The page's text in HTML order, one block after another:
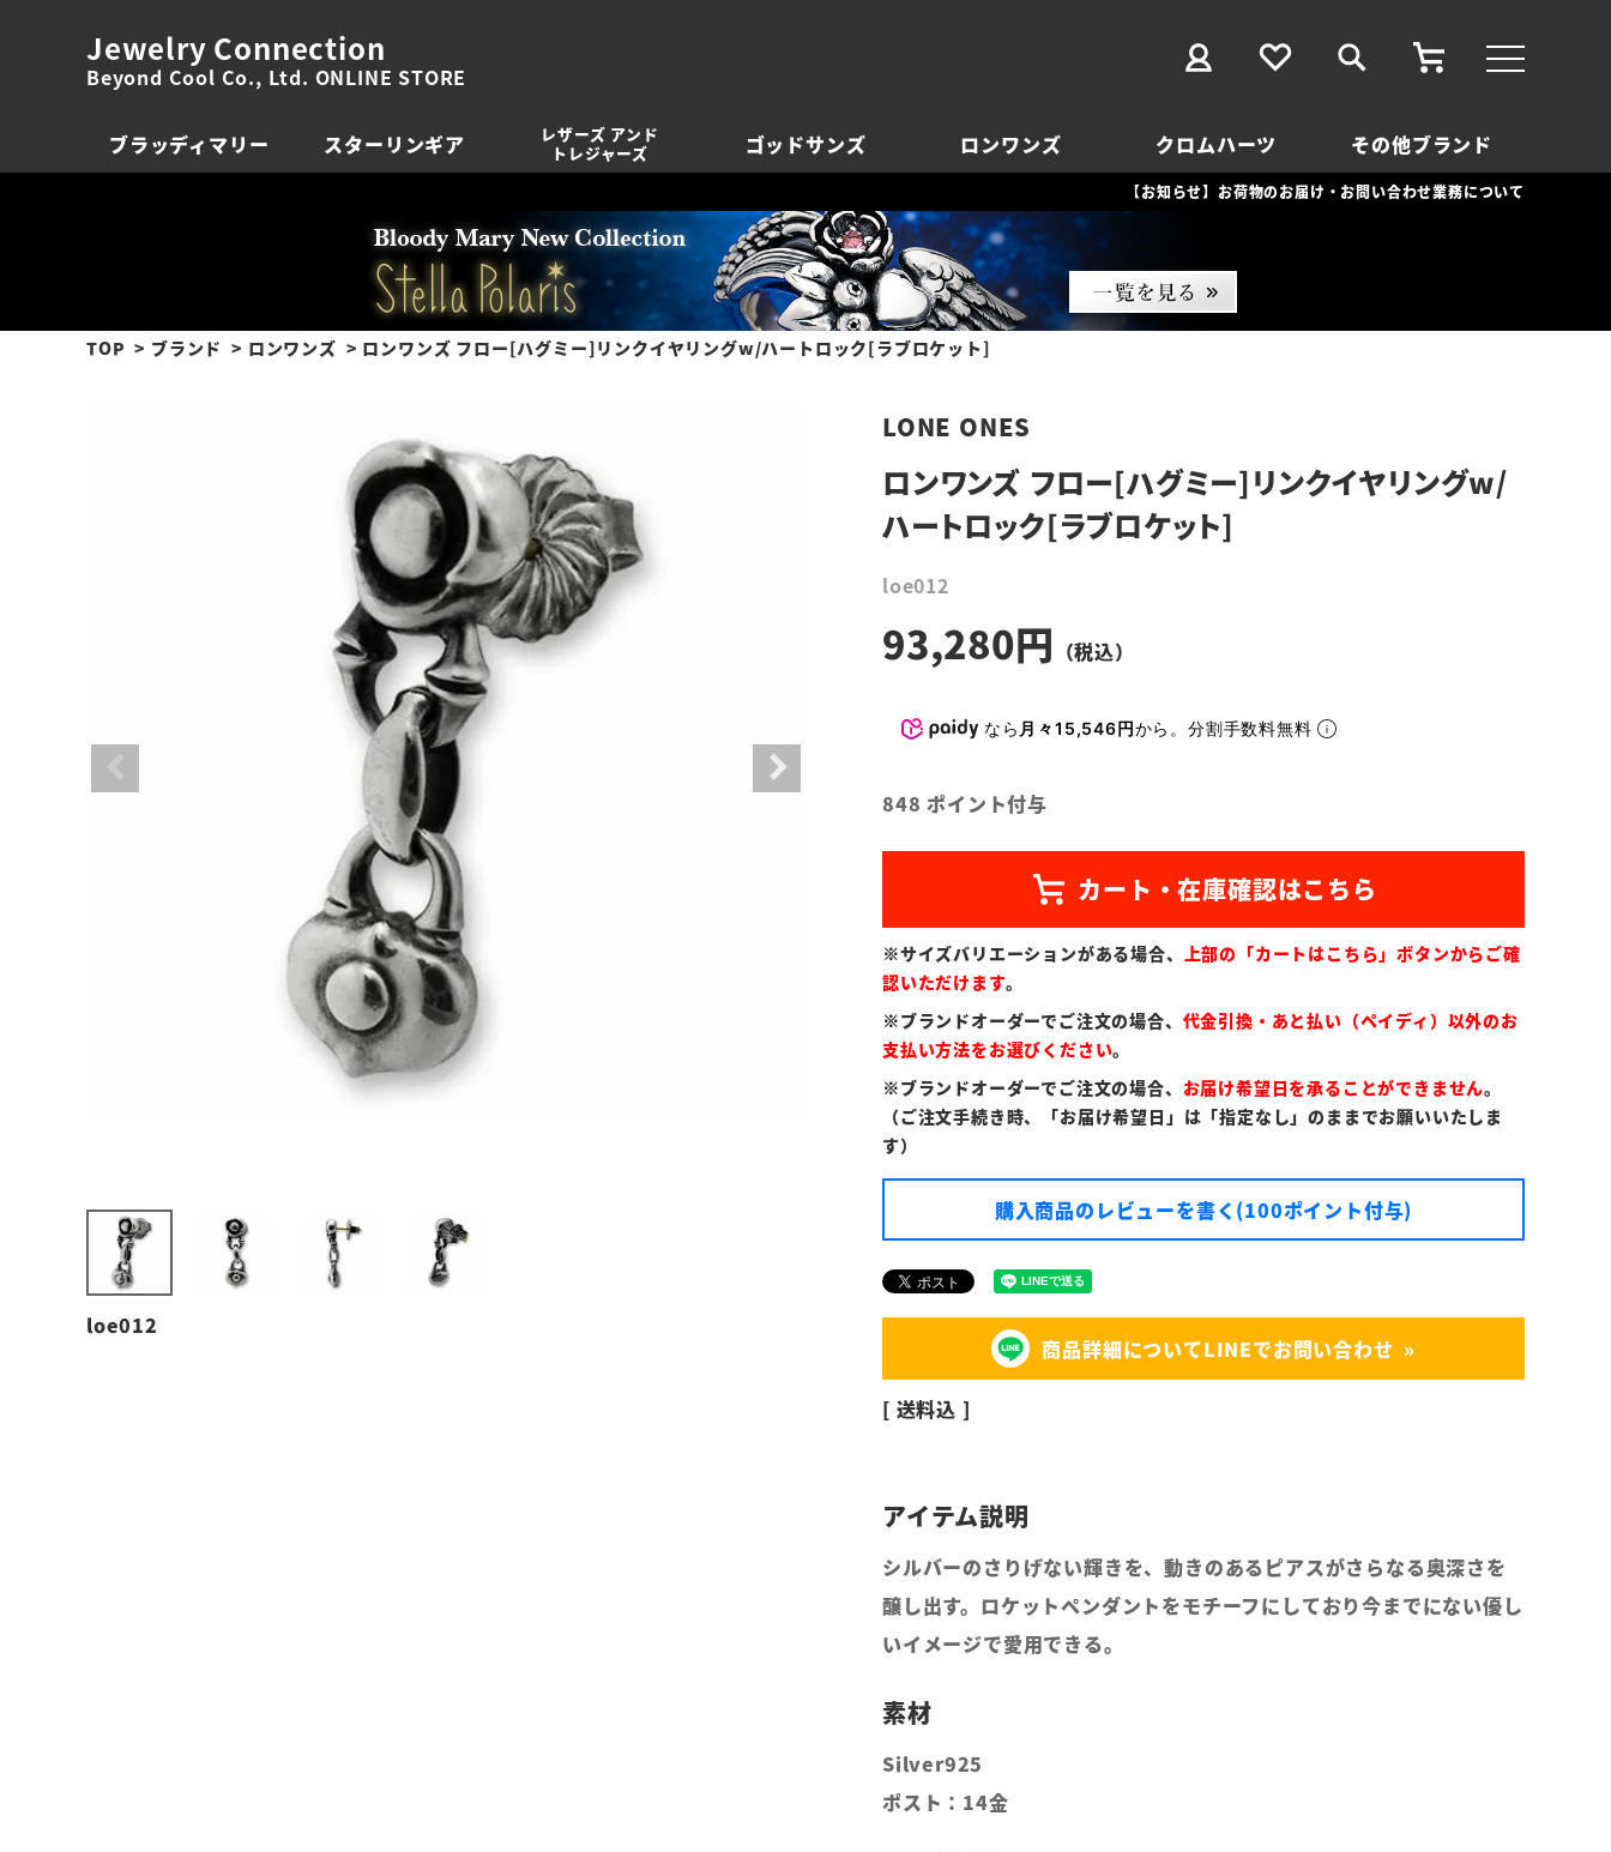
Jewelry Connection
Beyond Cool Co., Ltd. ONLINE STORE
ブラッディマリー スターリンギア
レザーズ アンド
トレジャーズ
ゴッドサンズ ロンワンズ クロムハーツ その他ブランド
【お知らせ】お荷物のお届け・お問い合わせ業務について
TOP ブランド ロンワンズ ロンワンズ フロー[ハグミー]リンクイヤリングw/ハートロック[ラブロケット]
loe012
LONE ONES
ロンワンズ フロー[ハグミー]リンクイヤリングw/
ハートロック[ラブロケット]
loe012
93,280
なら 月々15,546円から。分割手数料無料
848 ポイント付与
※サイズバリエーションがある場合、
上部の「カートはこちら」ボタンからご確
認いただけます。
※ブランドオーダーでご注文の場合、 代金引換・あと払い（ペイディ）以外のお
支払い方法をお選びください。
※ブランドオーダーでご注文の場合、 お届け希望日を承ることができません。
（ご注文手続き時、「お届け希望日」は「指定なし」のままでお願いいたしま
す）
購入商品のレビューを書く(100ポイント付与)
商品詳細についてLINEでお問い合わせ
送料込
シルバーのさりげない輝きを、動きのあるピアスがさらなる奥深さを
醸し出す。ロケットペンダントをモチーフにしており今までにない優し
いイメージで愛用できる。
Silver925
ポスト：14金